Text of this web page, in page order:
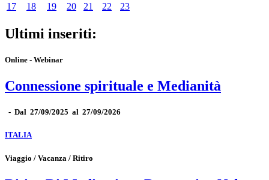
17
18 19 20 21 22 23
Ultimi inseriti:
Online - Webinar
Connessione spirituale e Medianità
- Dal 27/09/2025 al 27/09/2026
ITALIA
Viaggio / Vacanza / Ritiro